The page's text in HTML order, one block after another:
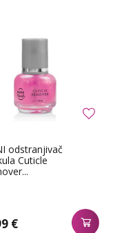
odstranjivač
Cuticle
€